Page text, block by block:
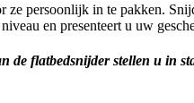
ze persoonlijk in te pakken.
en presenteert u uw
de flatbedsnijder stellen u in